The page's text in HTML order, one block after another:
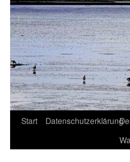
Start Datenschutzerklärung